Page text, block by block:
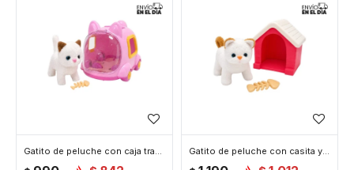
Gatito de peluche con caja transportadora - Marron Gatito de peluche con casita y accesorios - Marron